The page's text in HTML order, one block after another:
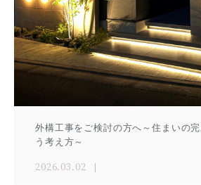
外構工事をご検討の方へ～住まいの
う考え方～
2026.03.02